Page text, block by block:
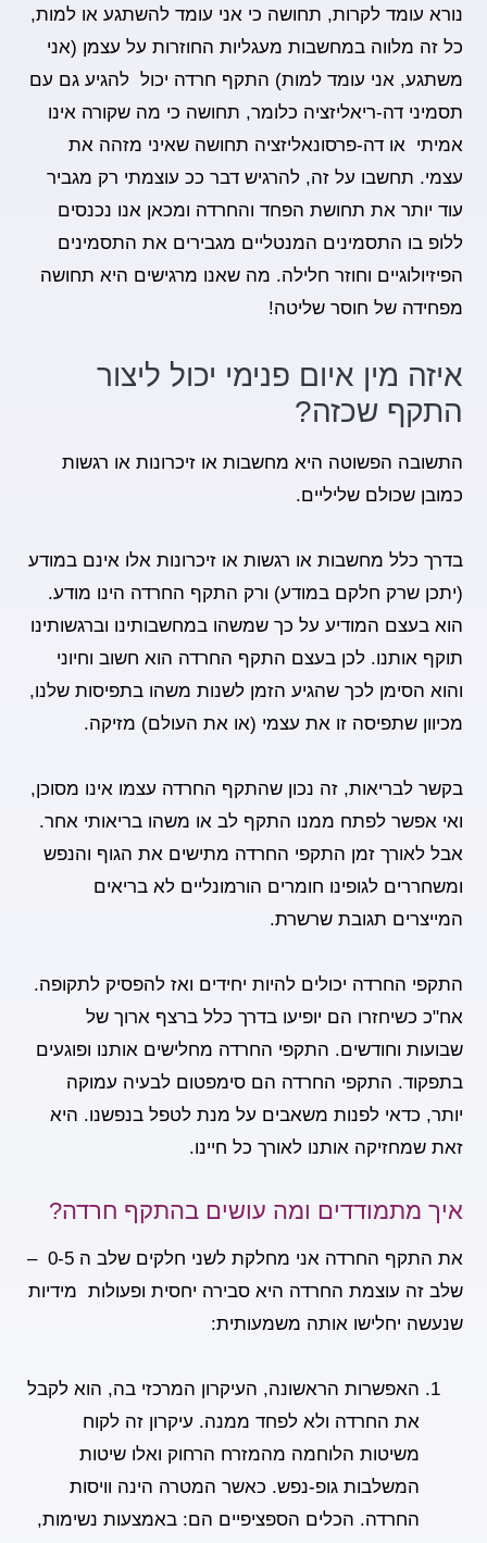
נורא עומד לקרות, תחושה כי אני עומד להשתגע או למות,
כל זה מלווה במחשבות מעגליות החוזרות על עצמן (אני
משתגע, אני עומד למות) התקף חרדה יכול להגיע גם עם
תסמיני דה-ריאליזציה כלומר, תחושה כי מה שקורה אינו
אמיתי או דה-פרסונאליזציה תחושה שאיני מזהה את
עצמי. תחשבו על זה, להרגיש דבר ככ עוצמתי רק מגביר
עוד יותר את תחושת הפחד והחרדה ומכאן אנו נכנסים
ללופ בו התסמינים המנטליים מגבירים את התסמינים
הפיזיולוגיים וחוזר חלילה. מה שאנו מרגישים היא תחושה
מפחידה של חוסר שליטה!
איזה מין איום פנימי יכול ליצור
התקף שכזה?
התשובה הפשוטה היא מחשבות או זיכרונות או רגשות
כמובן שכולם שליליים.
בדרך כלל מחשבות או רגשות או זיכרונות אלו אינם במודע
(יתכן שרק חלקם במודע) ורק התקף החרדה הינו מודע.
הוא בעצם המודיע על כך שמשהו במחשבותינו וברגשותינו
תוקף אותנו. לכן בעצם התקף החרדה הוא חשוב וחיוני
והוא הסימן לכך שהגיע הזמן לשנות משהו בתפיסות שלנו,
מכיוון שתפיסה זו את עצמי (או את העולם) מזיקה.
בקשר לבריאות,זה נכון שהתקף החרדה עצמו אינו מסוכן,
ואי אפשר לפתח ממנו התקף לב או משהו בריאותי אחר.
אבל לאורך זמן התקפי החרדה מתישים את הגוף והנפש
ומשחררים לגופינו חומרים הורמונליים לא בריאים
המייצרים תגובת שרשרת.
התקפי החרדה יכולים להיות יחידים ואז להפסיק לתקופה.
אח"כ כשיחזרו הם יופיעו בדרך כלל ברצף ארוך של
שבועות וחודשים. התקפי החרדה מחלישים אותנו ופוגעים
בתפקוד. התקפי החרדה הם סימפטום לבעיה עמוקה
יותר, כדאי לפנות משאבים על מנת לטפל בנפשנו. היא
זאת שמחזיקה אותנו לאורך כל חיינו.
איך מתמודדים ומה עושים בהתקף חרדה?
את התקף החרדה אני מחלקת לשני חלקים שלב ה 0-5 –
שלב זה עוצמת החרדה היא סבירה יחסית ופעולות מידיות
שנעשה יחלישו אותה משמעותית:
האפשרות הראשונה, העיקרון המרכזי בה, הוא לקבל
את החרדה ולא לפחד ממנה. עיקרון זה לקוח
משיטות הלוחמה מהמזרח הרחוק ואלו שיטות
המשלבות גופ-נפש. כאשר המטרה הינה וויסות
החרדה. הכלים הספציפיים הם: באמצעות נשימות,